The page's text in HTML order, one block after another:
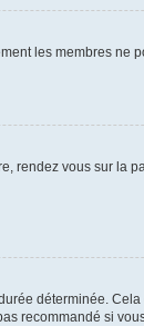
les membres
rendez vous sur la
déterminée.
recommandé si